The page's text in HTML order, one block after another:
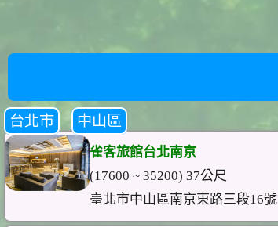
台北市 中山區
雀客旅館台北南京
(17600 ~ 35200) 37公尺
臺北市中山區南京東路三段16號